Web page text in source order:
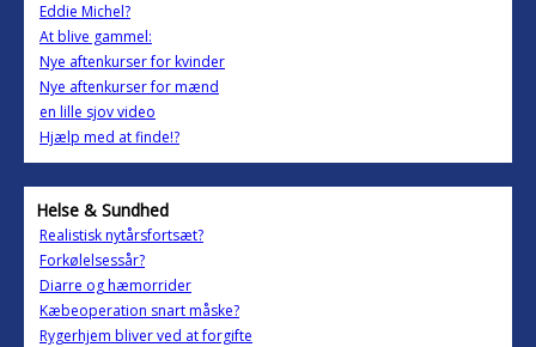
Eddie Michel?
At blive gammel:
Nye aftenkurser for kvinder
Nye aftenkurser for mænd
en lille sjov video
Hjælp med at finde!?
Helse & Sundhed
Realistisk nytårsfortsæt?
Forkølelsessår?
Diarre og hæmorrider
Kæbeoperation snart måske?
Rygerhjem bliver ved at forgifte